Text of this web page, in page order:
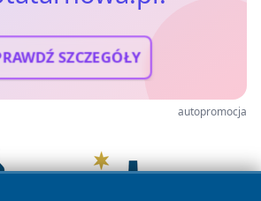
SZCZEGÓŁY
autopromocja